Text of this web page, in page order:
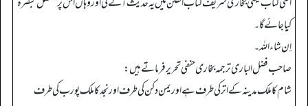
کیا جائے گا۔
إن شاءاللہ۔
صاحب فضل الباری ترجمہ بخاری حنفی تحریر فرماتے ہیں:
شام کا ملک مدینہ کے اتر کی طرف ہے اور یمن دکن کی طرف اورنجد کا ملک پورب کی طرف